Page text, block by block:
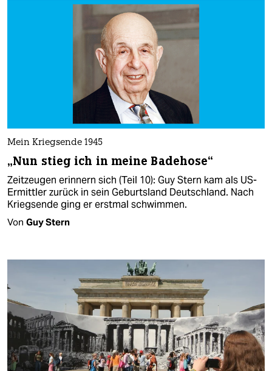
Mein Kriegsende 1945
„Nun stieg ich in meine Badehose“
Zeitzeugen erinnern sich (Teil 10): Guy Stern kam als US-
Ermittler zurück in sein Geburtsland Deutschland. Nach
Kriegsende ging er erstmal schwimmen.
Von Guy Stern